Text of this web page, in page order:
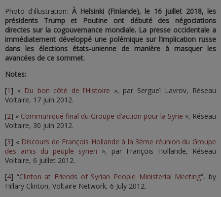
Photo d'illustration: À Helsinki (Finlande), le 16 juillet 2018, les
présidents Trump et Poutine ont débuté des négociations
directes sur la cogouvernance mondiale. La presse occidentale a
immédiatement développé une polémique sur l’implication russe
dans les élections états-unienne de manière à masquer les
avancées de ce sommet.
Notes:
[1 ] « Du bon côté de l’Histoire », par Sergueï Lavrov, Réseau
Voltaire, 17 juin 2012.
[2] « Communiqué final du Groupe d’action pour la Syrie », Réseau
Voltaire, 30 juin 2012.
[3] « Discours de François Hollande à la 3ème réunion du Groupe
des amis du peuple syrien », par François Hollande, Réseau
Voltaire, 6 juillet 2012.
[4] “Clinton at Friends of Syrian People Ministerial Meeting”, by
Hillary Clinton, Voltaire Network, 6 July 2012.